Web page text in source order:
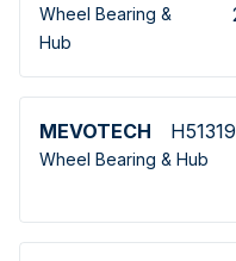
Wheel Bearing &
Hub
MEVOTECH
Wheel Bearing & Hub